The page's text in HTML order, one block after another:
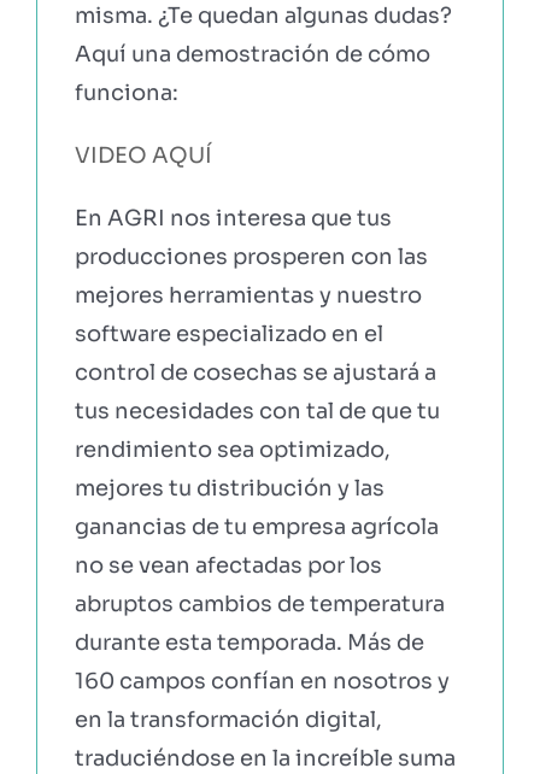
misma. ¿Te quedan algunas dudas?
Aquí una demostración de cómo
funciona:
VIDEO AQUÍ
En AGRI nos interesa que tus
producciones prosperen con las
mejores herramientas y nuestro
software especializado en el
control de cosechas se ajustará a
tus necesidades con tal de que tu
rendimiento sea optimizado,
mejores tu distribución y las
ganancias de tu empresa agrícola
no se vean afectadas por los
abruptos cambios de temperatura
durante esta temporada. Más de
160 campos confían en nosotros y
en la transformación digital,
traduciéndose en la increíble suma